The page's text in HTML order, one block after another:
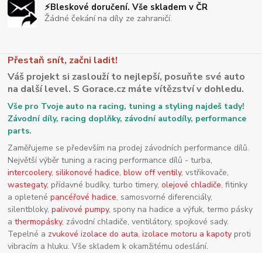
⚡Bleskové doručení. Vše skladem v ČR
Žádné čekání na díly ze zahraničí.
Přestaň snít, začni ladit!
Váš projekt si zaslouží to nejlepší, posuňte své auto
na další level. S Gorace.cz máte vítězství v dohledu.
Vše pro Tvoje auto na racing, tuning a styling najdeš tady!
Závodní díly, racing doplňky, závodní autodíly, performance
parts.
Zaměřujeme se především na prodej závodních performance dílů.
Největší výběr tuning a racing performance dílů - turba,
intercoolery,silikonové hadice,blow off ventily, vstřikovače,
wastegaty, přídavné budíky, turbo timery,olejové chladiče, fitinky
a opletenépancéřové hadice, samosvorné diferenciály,
silentbloky,palivové pumpy, spony na hadice a výfuk, termo pásky
athermopásky, závodní chladiče, ventilátory, spojkové sady.
Tepelné a zvukové izolace do auta,izolace motoru a kapoty proti
vibracím a hluku. Vše skladem k okamžitému odeslání.